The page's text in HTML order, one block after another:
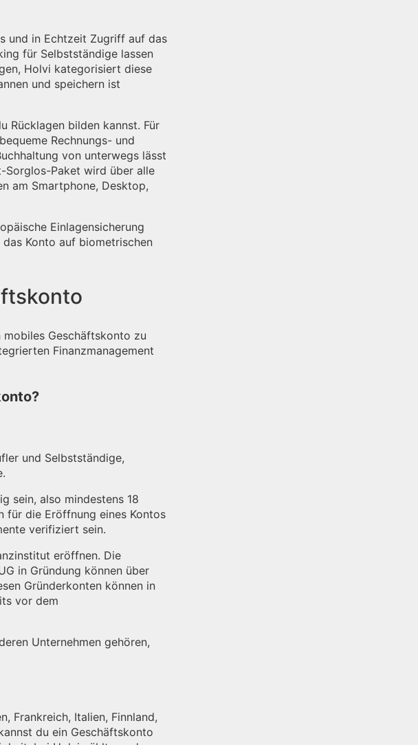
und in Echtzeit Zugriff auf das
für Selbstständige lassen
Holvi kategorisiert diese
und speichern ist
Rücklagen bilden kannst. Für
Rechnungs- und
von unterwegs lässt
Sorglos-Paket wird über alle
am Smartphone, Desktop,
Einlagensicherung
Konto auf biometrischen
Geschäftskonto zu
Finanzmanagement
und Selbstständige,
sein, also mindestens 18
für die Eröffnung eines Kontos
verifiziert sein.
eröffnen. Die
in Gründung können über
Gründerkonten können in
vor dem
Unternehmen gehören,
Frankreich, Italien, Finnland,
du ein Geschäftskonto